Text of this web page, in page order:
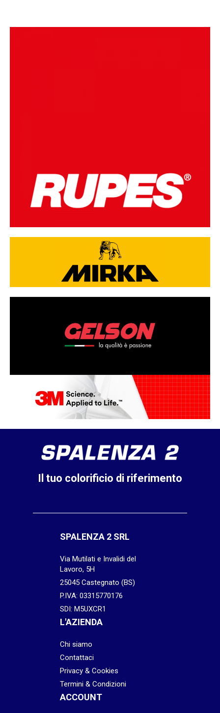
Il tuo colorificio di riferimento
SPALENZA 2 SRL
Via Mutilati e Invalidi del
Lavoro, 5H
25045 Castegnato (BS)
P.IVA: 03315770176
SDI: M5UXCR1
L'AZIENDA
Chi siamo
Contattaci
Privacy & Cookies
Termini & Condizioni
ACCOUNT